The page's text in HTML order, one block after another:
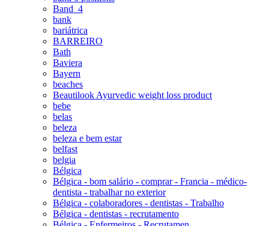
Band_4
bank
bariátrica
BARREIRO
Bath
Baviera
Bayern
beaches
Beautilook Ayurvedic weight loss product
bebe
belas
beleza
beleza e bem estar
belfast
belgia
Bélgica
Bélgica - bom salário - comprar - Francia - médico-
dentista - trabalhar no exterior
Bélgica - colaboradores - dentistas - Trabalho
Bélgica - dentistas - recrutamento